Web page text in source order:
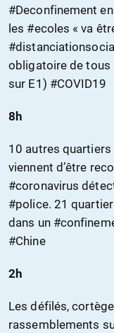
#Deconfinement
les #ecoles « va
obligatoire de tous
sur E1) #COVID19
8h
10 autres
viennent d’être
#coronavirus
#police. 21
dans un
#Chine
2h
Les défilés,
rassemblements